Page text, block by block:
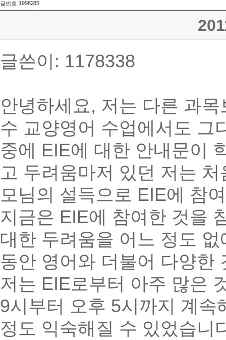
글번호 1998285
글쓴이: 1178338
안녕하세요, 저는 다른 과
수 교양영어 수업에서도 그
중에 EIE에 대한 안내문이
고 두려움마저 있던 저는
모님의 설득으로 EIE에 참
지금은 EIE에 참여한 것을
대한 두려움을 어느 정도
동안 영어와 더불어 다양한
저는 EIE로부터 아주 많은
9시부터 오후 5시까지 계
정도 익숙해질 수 있었습니